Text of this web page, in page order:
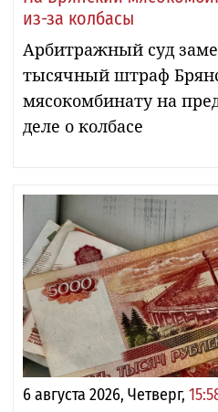
из-за колбасы
Арбитражный суд
тысячный штраф
мясокомбинату на
деле о колбасе
6 августа 2026, Четверг,